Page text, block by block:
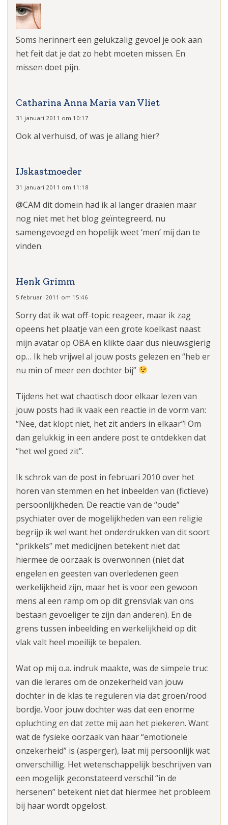
Soms herinnert een gelukzalig gevoel je ook aan
het feit dat je dat zo hebt moeten missen. En
missen doet pijn.
Catharina Anna Maria van Vliet
31 januari 2011 om 10:17
Ook al verhuisd, of was je allang hier?
IJskastmoeder
31 januari 2011 om 11:18
@CAM dit domein had ik al langer draaien maar
nog niet met het blog geïntegreerd, nu
samengevoegd en hopelijk weet ‘men’ mij dan te
vinden.
Henk Grimm
5 februari 2011 om 15:46
Sorry dat ik wat off-topic reageer, maar ik zag
opeens het plaatje van een grote koelkast naast
mijn avatar op OBA en klikte daar dus nieuwsgierig
op… Ik heb vrijwel al jouw posts gelezen en “heb er
nu min of meer een dochter bij”
Tijdens het wat chaotisch door elkaar lezen van
jouw posts had ik vaak een reactie in de vorm van:
“Nee, dat klopt niet, het zit anders in elkaar”! Om
dan gelukkig in een andere post te ontdekken dat
“het wel goed zit”.
Ik schrok van de post in februari 2010 over het
horen van stemmen en het inbeelden van (fictieve)
persoonlijkheden. De reactie van de “oude”
psychiater over de mogelijkheden van een religie
begrijp ik wel want het onderdrukken van dit soort
“prikkels” met medicijnen betekent niet dat
hiermee de oorzaak is overwonnen (niet dat
engelen en geesten van overledenen geen
werkelijkheid zijn, maar het is voor een gewoon
mens al een ramp om op dit grensvlak van ons
bestaan gevoeliger te zijn dan anderen). En de
grens tussen inbeelding en werkelijkheid op dit
vlak valt heel moeilijk te bepalen.
Wat op mij o.a. indruk maakte, was de simpele truc
van die lerares om de onzekerheid van jouw
dochter in de klas te reguleren via dat groen/rood
bordje. Voor jouw dochter was dat een enorme
opluchting en dat zette mij aan het piekeren. Want
wat de fysieke oorzaak van haar “emotionele
onzekerheid” is (asperger), laat mij persoonlijk wat
onverschillig. Het wetenschappelijk beschrijven van
een mogelijk geconstateerd verschil “in de
hersenen” betekent niet dat hiermee het probleem
bij haar wordt opgelost.